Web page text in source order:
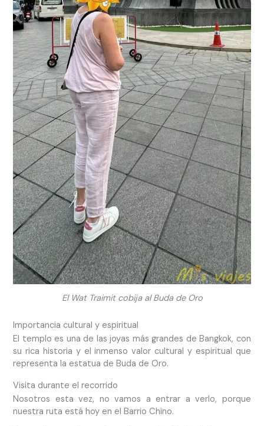
El Wat Traimit cobija al Buda de Oro
Importancia cultural y espiritual
El templo es una de las joyas más grandes de Bangkok, con
su rica historia y el inmenso valor cultural y espiritual que
representa la estatua de Buda de Oro.
Visita durante el recorrido
Nosotros esta vez, no vamos a entrar a verlo, porque
nuestra ruta está hoy en el Barrio Chino.